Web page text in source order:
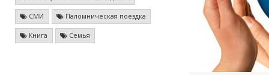
СМИ Паломническая поездка
Книга Семья